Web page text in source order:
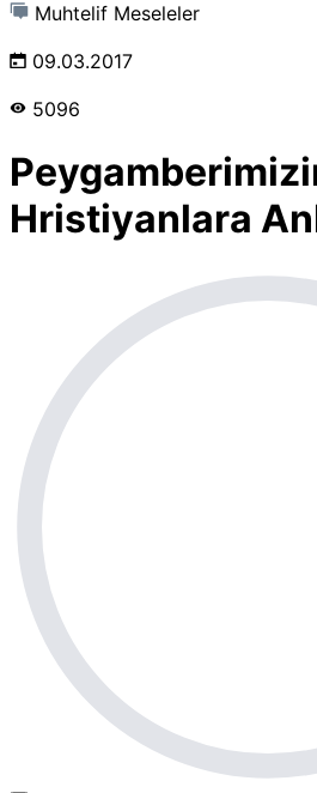
Muhtelif Meseleler
09.03.2017
5096
Hristiyanlara